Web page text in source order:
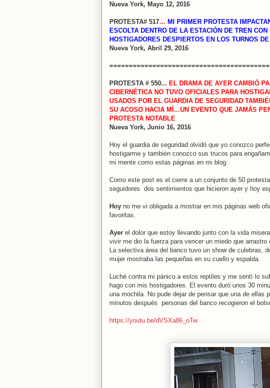
Nueva York, Mayo 12, 2016
PROTESTA# 517… MI PRIMER PROTESTA
ESCOLTA DENTRO DE LA ESTACIÓN DE TREN
HOSTIGADORES DESPIERTOS EN LOS TURNOS
Nueva York, Abril 29, 2016
PROTESTA # 550... EL DRAMA DE AYER CAMBIÓ
CIBERNÉTICA NO TUVO OFICIALES PARA
USADOS POR EL GUARDIA DE SEGURIDAD
SU ACOSO HACIA MÍ…UN EVENTO QUE JAMÁS
PROTESTA NOTABLE
Nueva York, Junio 16, 2016
Hoy el guardia de seguridad olvidó que yo conozco
hostigarme y también conozco sus trucos para
mi mente como estas páginas en mi blog.
Como este post es el cierre a un conjunto de 50
seguidores dos sentimientos que hicieron ayer y hoy
Hoy no me vi obligada a mostrar en mis páginas web
favoritas.
Ayer el dolor que estoy llevando junto con la vida
vivir me dio la fuerza para vencer un miedo que arrastro
La selectiva área del banco tuvo un show de culebras,
mujer mostraba las pequeñas en su cuello y espalda.
Luché contra mi pánico a estos reptiles y me sentí lo
hago con mis hostigadores. El evento duró unos 30
una mochila. No pude dejar de pensar que una de ellas
minutos después personas del banco recogieron el
https://youtu.be/dVSXa86_oTw